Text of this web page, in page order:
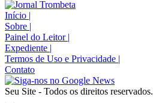
Início |
Sobre |
Painel do Leitor |
Expediente |
Termos de Uso e Privacidade |
Contato
Seu Site - Todos os direitos reservados.